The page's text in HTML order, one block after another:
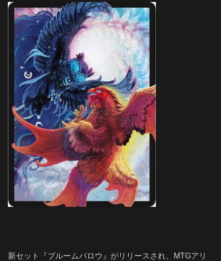
新セット『ブルームバロウ』がリリースされ、MTGアリ